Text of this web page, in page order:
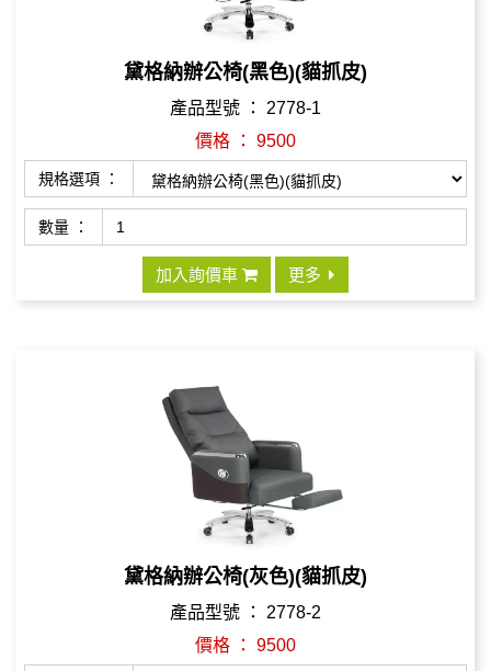
黛格納辦公椅(黑色)(貓抓皮)
產品型號 ： 2778-1
價格 ： 9500
規格選項 ：
數量 ：
加入詢價車 更多
黛格納辦公椅(灰色)(貓抓皮)
產品型號 ： 2778-2
價格 ： 9500